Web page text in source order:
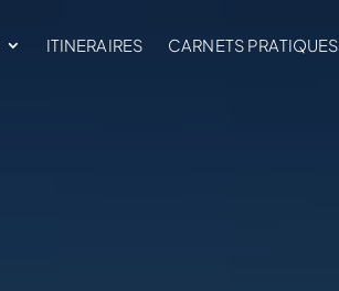
ITINERAIRES CARNETS PRATIQUES